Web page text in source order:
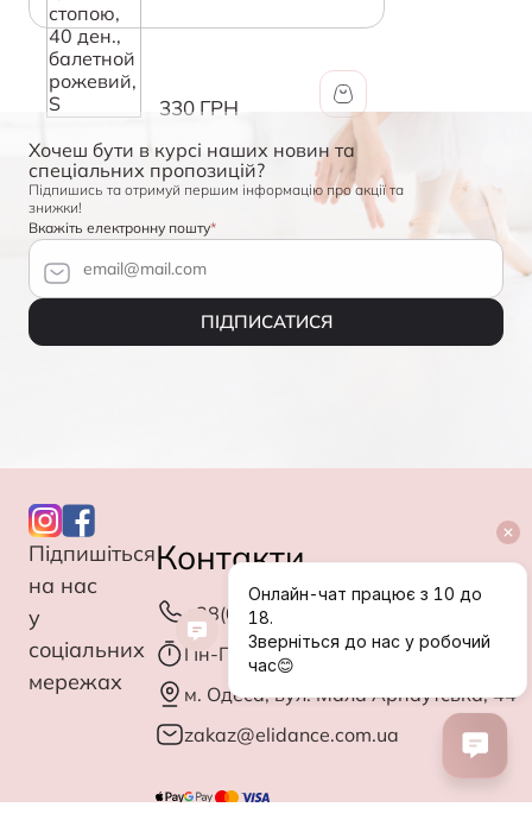
330 ГРН
Хочеш бути в курсі наших новин та
спеціальних пропозицій?
Підпишись та отримуй першим інформацію про акції та
знижки!
Вкажіть електронну пошту
ПІДПИСАТИСЯ
Підпишіться
на нас
у
соціальних
мережах
Контакти
+38(063)027-83-08
Пн-Птн: з 10.00 до 18.00
м. Одеса, вул. Мала Арнаутська, 44
zakaz@elidance.com.ua